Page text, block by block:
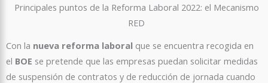
Principales puntos de la Reforma Laboral 2022: el Mecanismo
RED
Con la nueva reforma laboral que se encuentra recogida en
el BOE se pretende que las empresas puedan solicitar medidas
de suspensión de contratos y de reducción de jornada cuando